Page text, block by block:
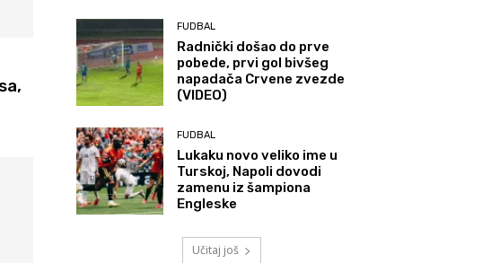
FUDBAL
Radnički došao do prve
pobede, prvi gol bivšeg
napadača Crvene zvezde
(VIDEO)
FUDBAL
Lukaku novo veliko ime u
Turskoj, Napoli dovodi
zamenu iz šampiona
Engleske
Učitaj još